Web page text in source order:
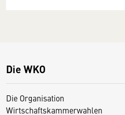
Die WKO
Die Organisation
Wirtschaftskammerwahlen